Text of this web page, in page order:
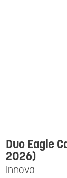
Innova
Duo Eagle
2026)